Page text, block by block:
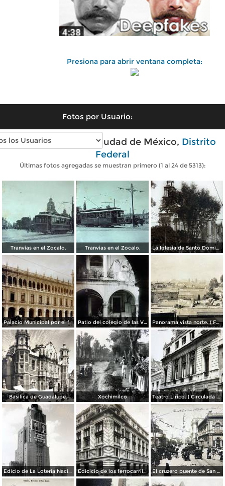
Presiona para abrir ventana completa:
Fotos por Usuario:
Fotos antiguas de Ciudad de México, Distrito
Federal
Últimas fotos agregadas se muestran primero (1 al 24 de 5313):
Tranvias en el Zocalo. Tranvias en el Zocalo. La Iglesia de Santo Domingo.
Palacio Municipal por el fotografo Hugo Brehme.. Patio del colegio de las Vizcainas por el fotografo Hugo Brehme. Panorama vista norte. ( Fechada el 20 de Junio de 1905 ).
Basilica de Guadalupe. Xochimilco Teatro Lirico. ( Circulada el 1 de Agosto de 1926 ).
Edicio de La Loteria Nacional Ciudad de México Abril de 1964 Edicicio de los ferrocarriles. El cruzero puente de San Francisco y Guardiola por el fotografo Felix Miret.